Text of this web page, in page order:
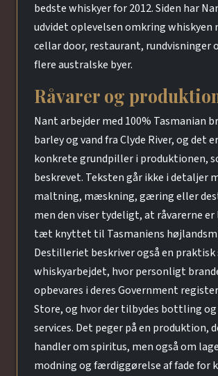
bedste whiskyer for 2012. Siden har
udvidet oplevelsen omkring whiskyen
cellar door, restaurant, rundvisninger
flere australske byer.
Råvarer og
Nant arbejder med 100% Tasmanian
barley og vand fra Clyde River, og det
konkrete grundpiller i produktionen,
beskrevet. Teksten går ikke i detaljer
maltning, mæskning, gæring eller
men den viser tydeligt, at råvarerne
tæt knyttet til Tasmaniens
Destilleriet beskriver også en praktisk
whiskyarbejdet, hvor personligt
opbevares i deres Government
Store, og hvor der tilbydes bottling
services. Det peger på en produktion,
handler om spiritus, men også om
modning og færdiggørelse af fade for